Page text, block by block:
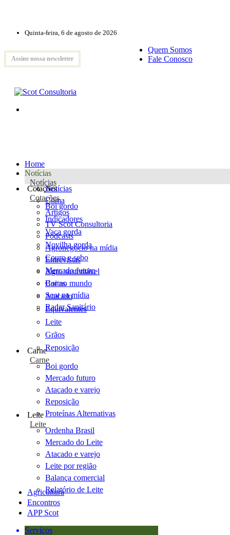
Quinta-feira, 6 de agosto de 2026
Assine nossa newsletter
Quem Somos
Fale Conosco
Home
Notícias
Notícias
Notícias
Clima
Artigos
TV Scot Consultoria
Podcasts
Agronegócio na mídia
Entrevistas
Agro sustentável
Cartas
Scot na mídia
Radar Sanitário
Cotações
Cotações
Boi gordo
Indicadores
Vaca gorda
Novilha gorda
Couro e sebo
Mercado futuro
Boi no mundo
Atacado
Equivalentes
Leite
Grãos
Reposição
Carne
Carne
Boi gordo
Mercado futuro
Atacado e varejo
Reposição
Proteínas Alternativas
Leite
Leite
Ordenha Brasil
Mercado do Leite
Atacado e varejo
Leite por região
Balança comercial
Relatório de Leite
Agricultura
Encontros
APP Scot
Serviços